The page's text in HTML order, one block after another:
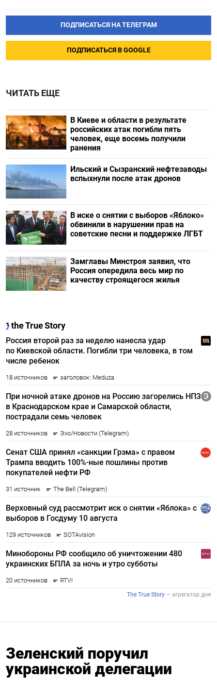
ПОДПИСАТЬСЯ НА ТЕЛЕГРАМ
ПОДПИСАТЬСЯ В GOOGLE
ЧИТАТЬ ЕЩЕ
В Киеве и области в результате
российских атак погибли пять
человек, еще восемь получили
ранения
Ильский и Сызранский нефтезаводы
вспыхнули после атак дронов
В иске о снятии с выборов «Яблоко»
обвинили в нарушении прав на
советские песни и поддержке ЛГБТ
Замглавы Минстроя заявил, что
Россия опередила весь мир по
качеству строящегося жилья
Зеленский поручил
украинской делегации